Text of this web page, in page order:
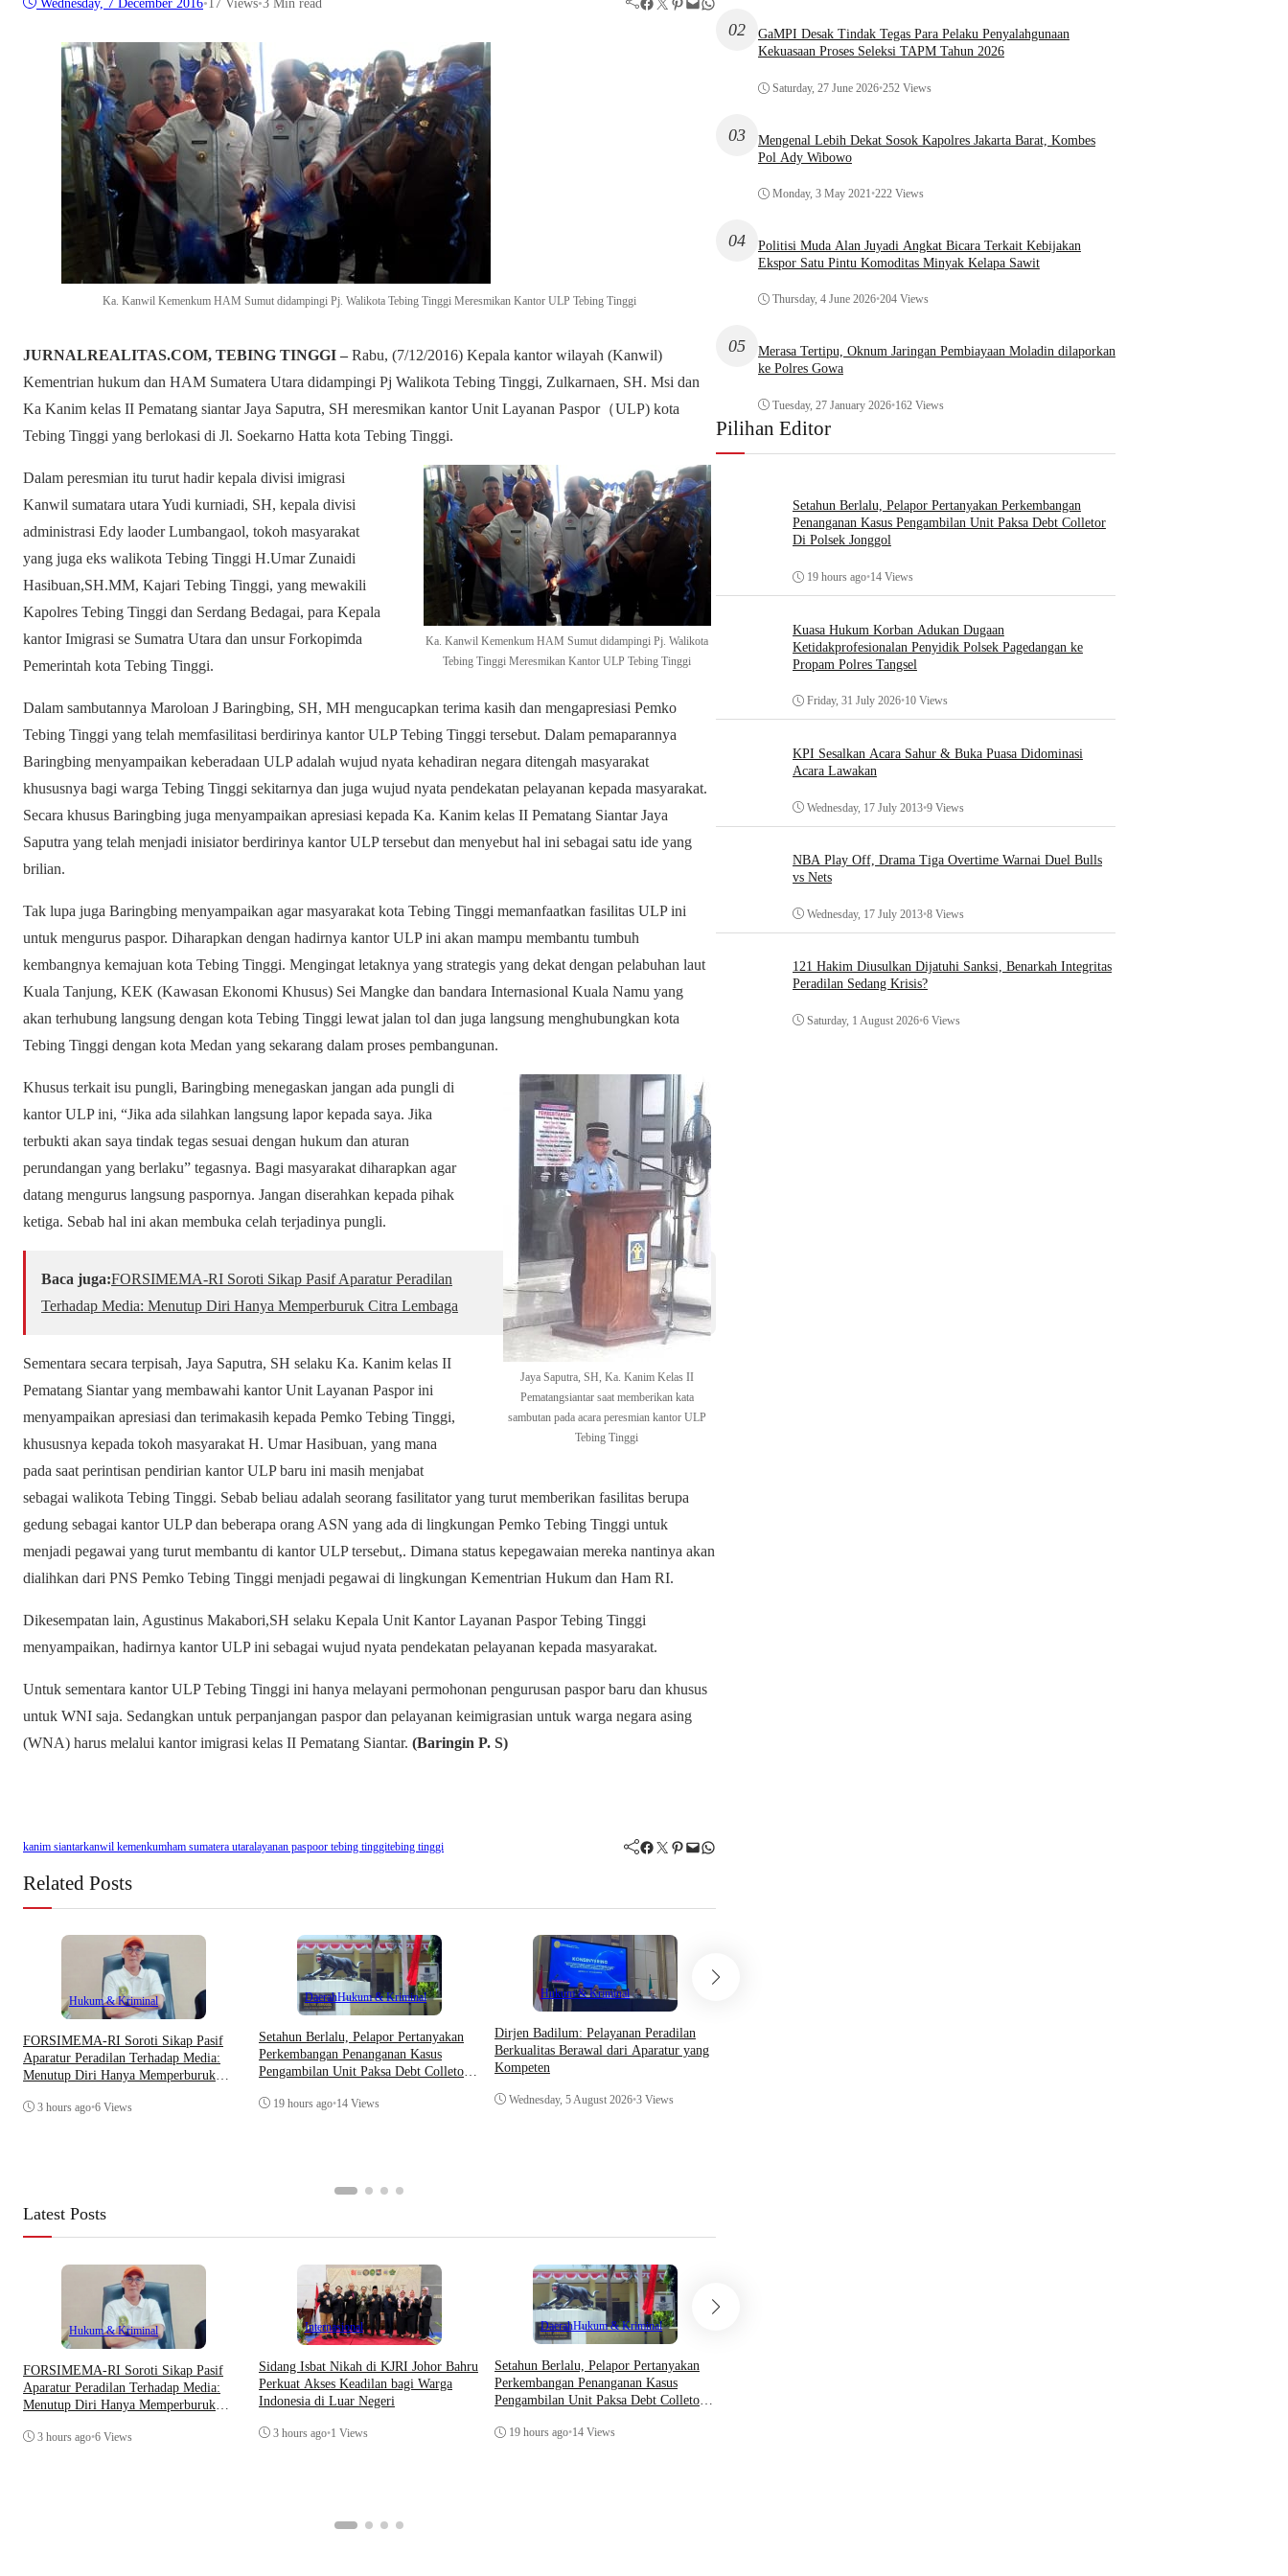
Wednesday, 7 December 2016•17 Views•3 Min read
Ka. Kanwil Kemenkum HAM Sumut didampingi Pj. Walikota Tebing Tinggi Meresmikan Kantor ULP Tebing Tinggi
JURNALREALITAS.COM, TEBING TINGGI – Rabu, (7/12/2016) Kepala kantor wilayah (Kanwil)
Kementrian hukum dan HAM Sumatera Utara didampingi Pj Walikota Tebing Tinggi, Zulkarnaen, SH. Msi dan
Ka Kanim kelas II Pematang siantar Jaya Saputra, SH meresmikan kantor Unit Layanan Paspor（ULP) kota
Tebing Tinggi yang berlokasi di Jl. Soekarno Hatta kota Tebing Tinggi.
Ka. Kanwil Kemenkum HAM Sumut didampingi Pj. Walikota
Tebing Tinggi Meresmikan Kantor ULP Tebing Tinggi
Dalam peresmian itu turut hadir kepala divisi imigrasi
Kanwil sumatara utara Yudi kurniadi, SH, kepala divisi
administrasi Edy laoder Lumbangaol, tokoh masyarakat
yang juga eks walikota Tebing Tinggi H.Umar Zunaidi
Hasibuan,SH.MM, Kajari Tebing Tinggi, yang mewakili
Kapolres Tebing Tinggi dan Serdang Bedagai, para Kepala
kantor Imigrasi se Sumatra Utara dan unsur Forkopimda
Pemerintah kota Tebing Tinggi.
Dalam sambutannya Maroloan J Baringbing, SH, MH mengucapkan terima kasih dan mengapresiasi Pemko
Tebing Tinggi yang telah memfasilitasi berdirinya kantor ULP Tebing Tinggi tersebut. Dalam pemaparannya
Baringbing menyampaikan keberadaan ULP adalah wujud nyata kehadiran negara ditengah masyarakat
khususnya bagi warga Tebing Tinggi sekitarnya dan juga wujud nyata pendekatan pelayanan kepada masyarakat.
Secara khusus Baringbing juga menyampaikan apresiasi kepada Ka. Kanim kelas II Pematang Siantar Jaya
Saputra yang telah menjadi inisiator berdirinya kantor ULP tersebut dan menyebut hal ini sebagai satu ide yang
brilian.
Tak lupa juga Baringbing menyampaikan agar masyarakat kota Tebing Tinggi memanfaatkan fasilitas ULP ini
untuk mengurus paspor. Diharapkan dengan hadirnya kantor ULP ini akan mampu membantu tumbuh
kembangnya kemajuan kota Tebing Tinggi. Mengingat letaknya yang strategis yang dekat dengan pelabuhan laut
Kuala Tanjung, KEK (Kawasan Ekonomi Khusus) Sei Mangke dan bandara Internasional Kuala Namu yang
akan terhubung langsung dengan kota Tebing Tinggi lewat jalan tol dan juga langsung menghubungkan kota
Tebing Tinggi dengan kota Medan yang sekarang dalam proses pembangunan.
Jaya Saputra, SH, Ka. Kanim Kelas II
Pematangsiantar saat memberikan kata
sambutan pada acara peresmian kantor ULP
Tebing Tinggi
Khusus terkait isu pungli, Baringbing menegaskan jangan ada pungli di
kantor ULP ini, “Jika ada silahkan langsung lapor kepada saya. Jika
terbukti akan saya tindak tegas sesuai dengan hukum dan aturan
perundangan yang berlaku” tegasnya. Bagi masyarakat diharapkan agar
datang mengurus langsung paspornya. Jangan diserahkan kepada pihak
ketiga. Sebab hal ini akan membuka celah terjadinya pungli.
Baca juga:​FORSIMEMA-RI Soroti Sikap Pasif Aparatur Peradilan
Terhadap Media: Menutup Diri Hanya Memperburuk Citra Lembaga
Sementara secara terpisah, Jaya Saputra, SH selaku Ka. Kanim kelas II
Pematang Siantar yang membawahi kantor Unit Layanan Paspor ini
menyampaikan apresiasi dan terimakasih kepada Pemko Tebing Tinggi,
khususnya kepada tokoh masyarakat H. Umar Hasibuan, yang mana
pada saat perintisan pendirian kantor ULP baru ini masih menjabat
sebagai walikota Tebing Tinggi. Sebab beliau adalah seorang fasilitator yang turut memberikan fasilitas berupa
gedung sebagai kantor ULP dan beberapa orang ASN yang ada di lingkungan Pemko Tebing Tinggi untuk
menjadi pegawai yang turut membantu di kantor ULP tersebut,. Dimana status kepegawaian mereka nantinya akan
dialihkan dari PNS Pemko Tebing Tinggi menjadi pegawai di lingkungan Kementrian Hukum dan Ham RI.
Dikesempatan lain, Agustinus Makabori,SH selaku Kepala Unit Kantor Layanan Paspor Tebing Tinggi
menyampaikan, hadirnya kantor ULP ini sebagai wujud nyata pendekatan pelayanan kepada masyarakat.
Untuk sementara kantor ULP Tebing Tinggi ini hanya melayani permohonan pengurusan paspor baru dan khusus
untuk WNI saja. Sedangkan untuk perpanjangan paspor dan pelayanan keimigrasian untuk warga negara asing
(WNA) harus melalui kantor imigrasi kelas II Pematang Siantar. (Baringin P. S)
kanim siantarkanwil kemenkumham sumatera utaralayanan paspoor tebing tinggitebing tinggi Facebook Twitter Pinterest Mail WhatsApp
Related Posts
Hukum & Kriminal
​FORSIMEMA-RI Soroti Sikap Pasif
Aparatur Peradilan Terhadap Media:
Menutup Diri Hanya Memperburuk
3 hours ago•6 Views
DaerahHukum & Kriminal
Setahun Berlalu, Pelapor Pertanyakan
Perkembangan Penanganan Kasus
Pengambilan Unit Paksa Debt Colletor
19 hours ago•14 Views
Hukum & Kriminal
Dirjen Badilum: Pelayanan Peradilan
Berkualitas Berawal dari Aparatur yang
Kompeten
Wednesday, 5 August 2026•3 Views
Latest Posts
Hukum & Kriminal
​FORSIMEMA-RI Soroti Sikap Pasif
Aparatur Peradilan Terhadap Media:
Menutup Diri Hanya Memperburuk
3 hours ago•6 Views
Internasional
Sidang Isbat Nikah di KJRI Johor Bahru
Perkuat Akses Keadilan bagi Warga
Indonesia di Luar Negeri
3 hours ago•1 Views
DaerahHukum & Kriminal
Setahun Berlalu, Pelapor Pertanyakan
Perkembangan Penanganan Kasus
Pengambilan Unit Paksa Debt Colletor
19 hours ago•14 Views
02
GaMPI Desak Tindak Tegas Para Pelaku Penyalahgunaan
Kekuasaan Proses Seleksi TAPM Tahun 2026
Saturday, 27 June 2026•252 Views
03
Mengenal Lebih Dekat Sosok Kapolres Jakarta Barat, Kombes
Pol Ady Wibowo
Monday, 3 May 2021•222 Views
04
Politisi Muda Alan Juyadi Angkat Bicara Terkait Kebijakan
Ekspor Satu Pintu Komoditas Minyak Kelapa Sawit
Thursday, 4 June 2026•204 Views
05
Merasa Tertipu, Oknum Jaringan Pembiayaan Moladin dilaporkan
ke Polres Gowa
Tuesday, 27 January 2026•162 Views
Pilihan Editor
Setahun Berlalu, Pelapor Pertanyakan Perkembangan
Penanganan Kasus Pengambilan Unit Paksa Debt Colletor
Di Polsek Jonggol
19 hours ago•14 Views
Kuasa Hukum Korban Adukan Dugaan
Ketidakprofesionalan Penyidik Polsek Pagedangan ke
Propam Polres Tangsel
Friday, 31 July 2026•10 Views
KPI Sesalkan Acara Sahur & Buka Puasa Didominasi
Acara Lawakan
Wednesday, 17 July 2013•9 Views
NBA Play Off, Drama Tiga Overtime Warnai Duel Bulls
vs Nets
Wednesday, 17 July 2013•8 Views
121 Hakim Diusulkan Dijatuhi Sanksi, Benarkah Integritas
Peradilan Sedang Krisis?
Saturday, 1 August 2026•6 Views